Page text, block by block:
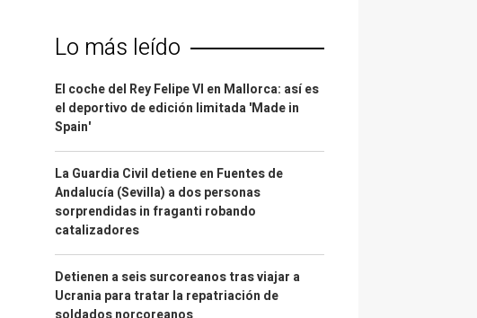
Lo más leído
El coche del Rey Felipe VI en Mallorca: así es
el deportivo de edición limitada 'Made in
Spain'
La Guardia Civil detiene en Fuentes de
Andalucía (Sevilla) a dos personas
sorprendidas in fraganti robando
catalizadores
Detienen a seis surcoreanos tras viajar a
Ucrania para tratar la repatriación de